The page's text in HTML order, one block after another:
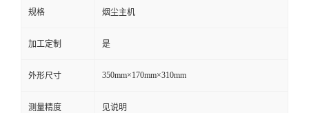
规格 烟尘主机
加工定制 是
外形尺寸 350mm×170mm×310mm
测量精度 见说明